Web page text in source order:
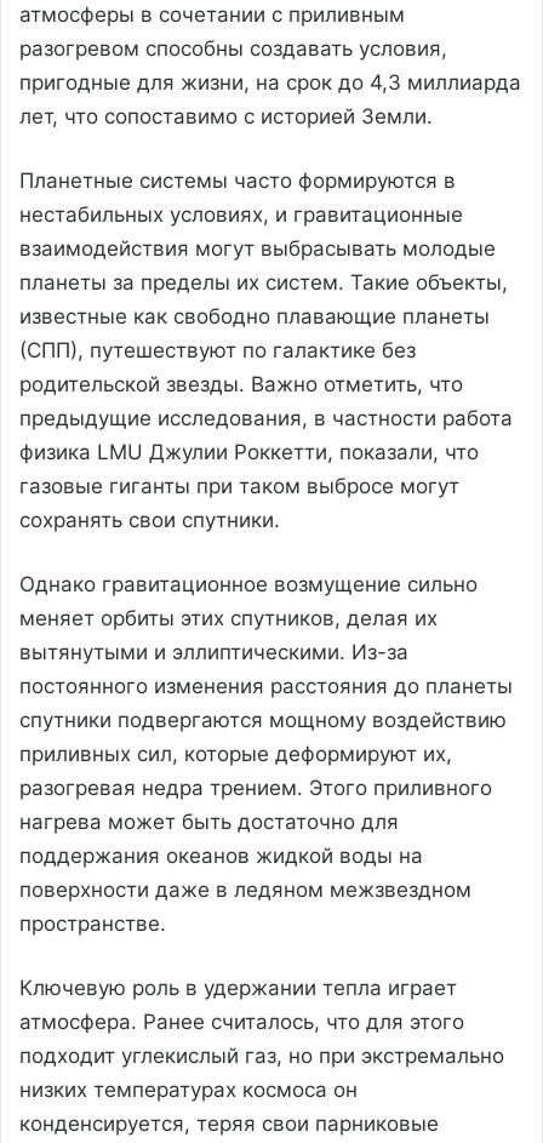
атмосферы в сочетании с приливным
разогревом способны создавать условия,
пригодные для жизни, на срок до 4,3 миллиарда
лет, что сопоставимо с историей Земли.
Планетные системы часто формируются в
нестабильных условиях, и гравитационные
взаимодействия могут выбрасывать молодые
планеты за пределы их систем. Такие объекты,
известные как свободно плавающие планеты
(СПП), путешествуют по галактике без
родительской звезды. Важно отметить, что
предыдущие исследования, в частности работа
физика LMU Джулии Роккетти, показали, что
газовые гиганты при таком выбросе могут
сохранять свои спутники.
Однако гравитационное возмущение сильно
меняет орбиты этих спутников, делая их
вытянутыми и эллиптическими. Из-за
постоянного изменения расстояния до планеты
спутники подвергаются мощному воздействию
приливных сил, которые деформируют их,
разогревая недра трением. Этого приливного
нагрева может быть достаточно для
поддержания океанов жидкой воды на
поверхности даже в ледяном межзвездном
пространстве.
Ключевую роль в удержании тепла играет
атмосфера. Ранее считалось, что для этого
подходит углекислый газ, но при экстремально
низких температурах космоса он
конденсируется, теряя свои парниковые